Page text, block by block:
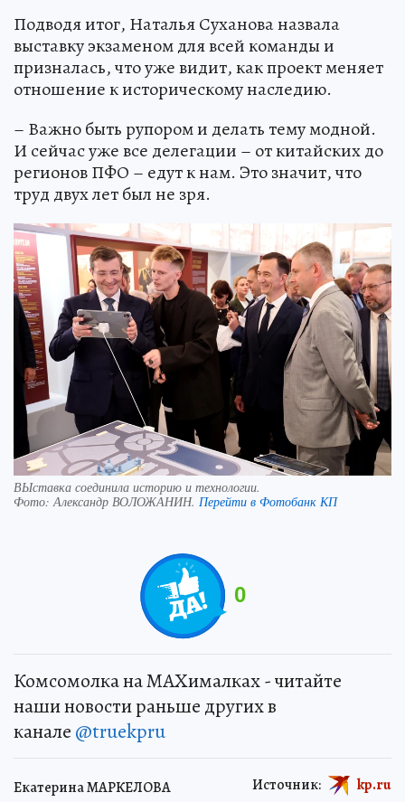
Подводя итог, Наталья Суханова назвала
выставку экзаменом для всей команды и
призналась, что уже видит, как проект меняет
отношение к историческому наследию.
– Важно быть рупором и делать тему модной.
И сейчас уже все делегации – от китайских до
регионов ПФО – едут к нам. Это значит, что
труд двух лет был не зря.
ВЫставка соединила историю и технологии.
Фото:Александр ВОЛОЖАНИН. Перейти в Фотобанк КП
0
Комсомолка на MAXималках - читайте
наши новости раньше других в
канале @truekpru
Екатерина МАРКЕЛОВА Источник: kp.ru